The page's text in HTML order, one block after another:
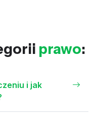
prawo:
i jak